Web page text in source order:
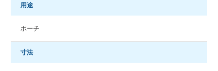
用途
ポーチ
寸法